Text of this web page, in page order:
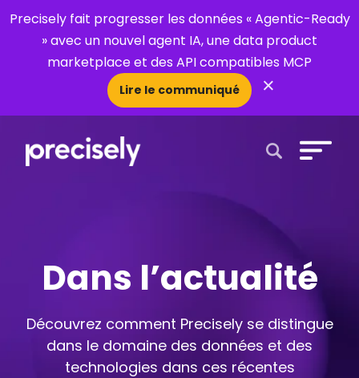
Precisely fait progresser les données « Agentic-Ready
» avec un nouvel agent IA, une data product
marketplace et des API compatibles MCP
Lire le communiqué ×
Dans l’actualité
Découvrez comment Precisely se distingue
dans le domaine des données et des
technologies dans ces récentes